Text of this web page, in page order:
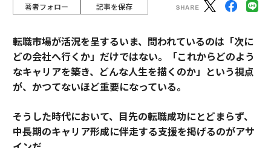
著者フォロー 記事を保存
転職市場が活況を呈するいま、問われているのは「次に
どの会社へ行くか」だけではない。「これからどのよう
なキャリアを築き、どんな人生を描くのか」という視点
が、かつてないほど重要になっている。
そうした時代において、目先の転職成功にとどまらず、
中長期のキャリア形成に伴走する支援を掲げるのがアサ